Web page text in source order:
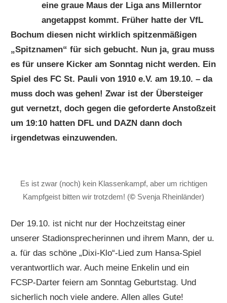
eine graue Maus der Liga ans Millerntor
angetappst kommt. Früher hatte der VfL
Bochum diesen nicht wirklich spitzenmäßigen
„Spitznamen“ für sich gebucht. Nun ja, grau muss
es für unsere Kicker am Sonntag nicht werden. Ein
Spiel des FC St. Pauli von 1910 e.V. am 19.10. – da
muss doch was gehen! Zwar ist der Übersteiger
gut vernetzt, doch gegen die geforderte Anstoßzeit
um 19:10 hatten DFL und DAZN dann doch
irgendetwas einzuwenden.
Es ist zwar (noch) kein Klassenkampf, aber um richtigen
Kampfgeist bitten wir trotzdem! (© Svenja Rheinländer)
Der 19.10. ist nicht nur der Hochzeitstag einer
unserer Stadionsprecherinnen und ihrem Mann, der u.
a. für das schöne „Dixi-Klo“-Lied zum Hansa-Spiel
verantwortlich war. Auch meine Enkelin und ein
FCSP-Darter feiern am Sonntag Geburtstag. Und
sicherlich noch viele andere. Allen alles Gute!